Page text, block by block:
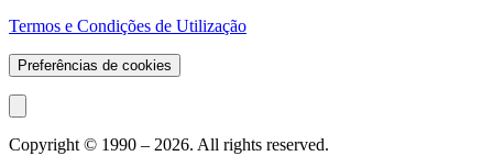
Termos e Condições de Utilização
Preferências de cookies
Copyright © 1990 – 2026. All rights reserved.